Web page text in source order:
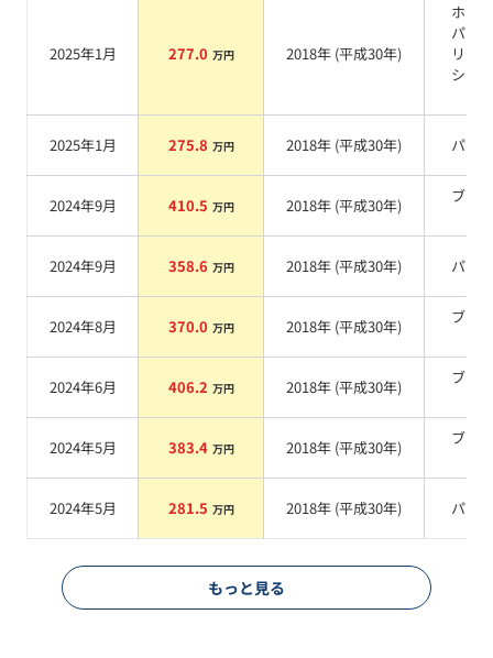
2025年1月 277.0 万円 2018年 (平成30年)
ホワ
パー
リス
シャ
2025年1月 275.8 万円 2018年 (平成30年) パール
2024年9月 410.5 万円 2018年 (平成30年)
ブラ
2024年9月 358.6 万円 2018年 (平成30年) パール
2024年8月 370.0 万円 2018年 (平成30年)
ブラ
2024年6月 406.2 万円 2018年 (平成30年)
ブラ
2024年5月 383.4 万円 2018年 (平成30年)
ブラ
2024年5月 281.5 万円 2018年 (平成30年) パール
もっと見る